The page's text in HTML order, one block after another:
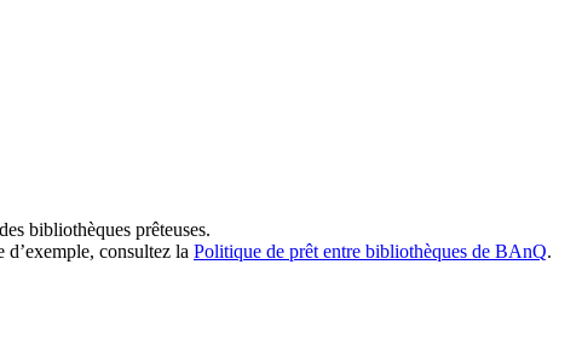
bibliothèques prêteuses.
consultez la Politique de prêt entre bibliothèques de BAnQ.